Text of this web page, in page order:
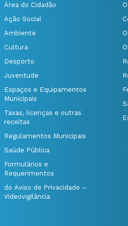
Área do Cidadão
Ação Social
Ambiente
Cultura
Desporto
Juventude
Espaços e Equipamentos
Municipais
Taxas, licenças e outras
receitas
Regulamentos Municipais
Saúde Pública
Formulários e
Requerimentos
do Aviso de Privacidade –
Videovigilância